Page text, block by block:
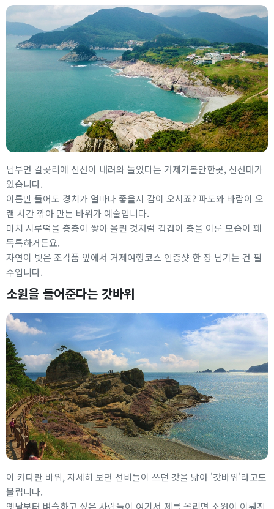
남부면 갈곶리에 신선이 내려와 놀았다는 거제가볼만한곳, 신선대가
있습니다.
이름만 들어도 경치가 얼마나 좋을지 감이 오시죠? 파도와 바람이 오
랜 시간 깎아 만든 바위가 예술입니다.
마치 시루떡을 층층이 쌓아 올린 것처럼 겹겹이 층을 이룬 모습이 꽤
독특하거든요.
자연이 빚은 조각품 앞에서 거제여행코스 인증샷 한 장 남기는 건 필
수입니다.
소원을 들어준다는 갓바위
이 커다란 바위, 자세히 보면 선비들이 쓰던 갓을 닮아 '갓바위'라고도
불립니다.
옛날부터 벼슬하고 싶은 사람들이 여기서 제를 올리면 소원이 이뤄진